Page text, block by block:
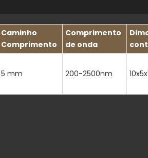
0,55 × 10^-6/K (20-1000°C)
Caminho
Comprimento
Comprimento
de onda
5 mm 200-2500nm